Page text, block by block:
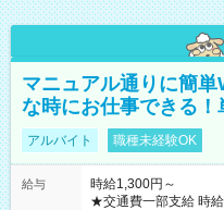
マニュアル通りに簡
な時にお仕事できる
アルバイト 職種未経験OK
給与
時給1,300円～
★交通費一部支給 時給1,300円～ ※試験・役割により手当あり